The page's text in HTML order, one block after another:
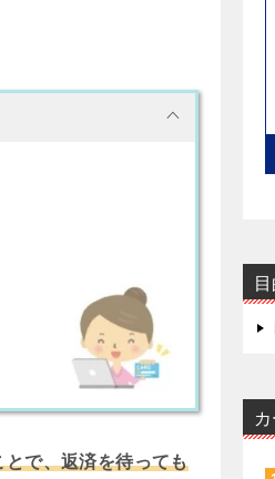
で、返済を待っても